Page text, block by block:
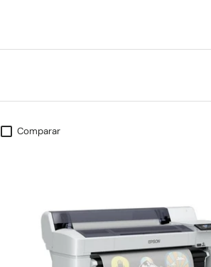
Comparar